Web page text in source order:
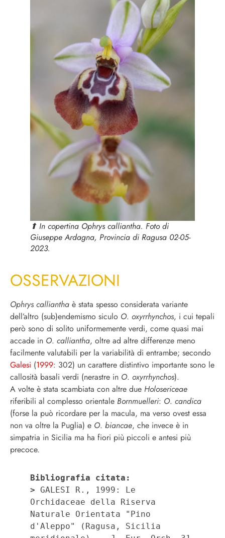
⬆︎ In copertina Ophrys calliantha. Foto di
Giuseppe Ardagna, Provincia di Ragusa 02-05-
2023.
OSSERVAZIONI
Ophrys calliantha è stata spesso considerata variante
dell’altro (sub)endemismo siculo O. oxyrrhynchos, i cui tepali
però sono di solito uniformemente verdi, come quasi mai
accade in O. calliantha, oltre ad altre differenze meno
facilmente valutabili per la variabilità di entrambe; secondo
Galesi (1999: 302) un carattere distintivo importante sono le
callosità basali verdi (nerastre in O. oxyrrhynchos).
A volte è stata scambiata con altre due Holosericeae
riferibili al complesso orientale Bornmuelleri: O. candica
(forse la può ricordare per la macula, ma verso ovest essa
non va oltre la Puglia) e O. biancae, che invece è in
simpatria in Sicilia ma ha fiori più piccoli e antesi più
precoce.
Bibliografia citata:
> GALESI R., 1999: Le
Orchidaceae della Riserva
Naturale Orientata "Pino
d'Aleppo" (Ragusa, Sicilia